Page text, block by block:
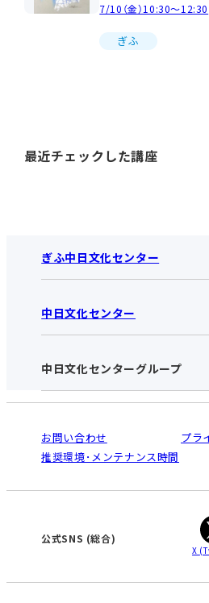
7/10（金）10:30～12:30
ぎふ
最近チェックした講座
ぎふ中日文化センター
ぎふ中日文化センター
お知らせ
アクセス･営業時間
お申し込みの流れ
入会と受講のご案内
中日文化センター
中日文化センターHOME
中日文化センターとは
受講規約・会員特典
ご利用ガイド
オンライン講座受講の手
WEBサイトのよくある質
中日文化センターグループ
南大高
高蔵寺
津
お問い合わせ
プラ
推奨環境･メンテナンス時間
公式SNS (総合)
X